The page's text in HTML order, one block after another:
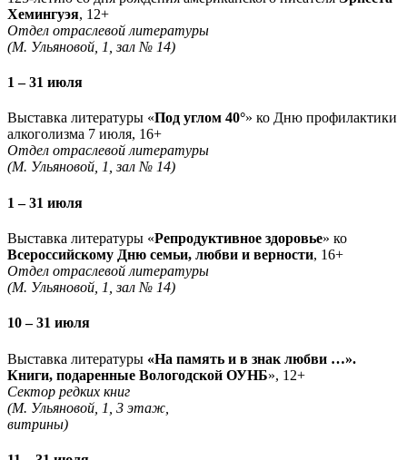
Хемингуэя, 12+
Отдел отраслевой литературы
(М. Ульяновой, 1, зал № 14)
1 – 31 июля
Выставка литературы «Под углом 40°» ко Дню профилактики
алкоголизма 7 июля, 16+
Отдел отраслевой литературы
(М. Ульяновой, 1, зал № 14)
1 – 31 июля
Выставка литературы «Репродуктивное здоровье» ко
Всероссийскому Дню семьи, любви и верности, 16+
Отдел отраслевой литературы
(М. Ульяновой, 1, зал № 14)
10 – 31 июля
Выставка литературы «На память и в знак любви …».
Книги, подаренные Вологодской ОУНБ», 12+
Сектор редких книг
(М. Ульяновой, 1, 3 этаж,
витрины)